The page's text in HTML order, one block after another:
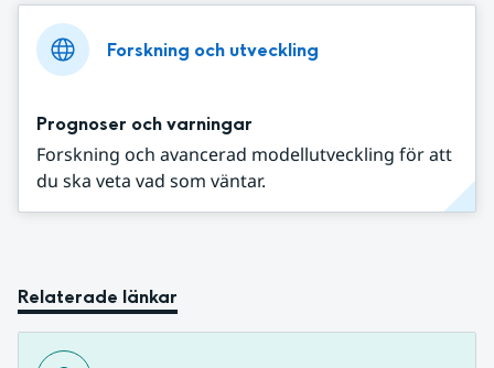
Forskning och utveckling
Prognoser och varningar
Forskning och avancerad modellutveckling för att
du ska veta vad som väntar.
Relaterade länkar